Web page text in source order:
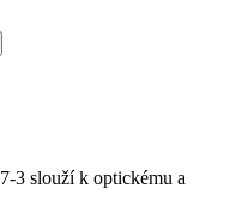
3 slouží k optickému a